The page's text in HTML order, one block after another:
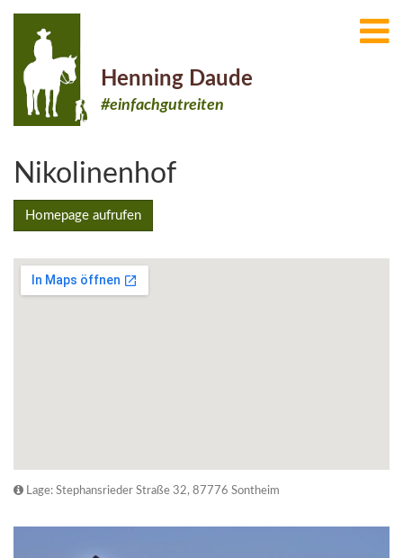
Henning Daude
#einfachgutreiten
Nikolinenhof
Homepage aufrufen
Lage: Stephansrieder Straße 32, 87776 Sontheim